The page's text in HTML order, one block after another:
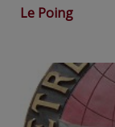
Le Poing